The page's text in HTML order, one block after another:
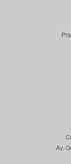
Av.